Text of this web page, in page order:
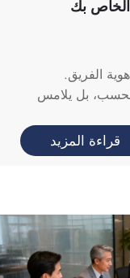
بك
الفريق.
فحسب، بل يلامس
الخاص بك...
قراءة المزيد